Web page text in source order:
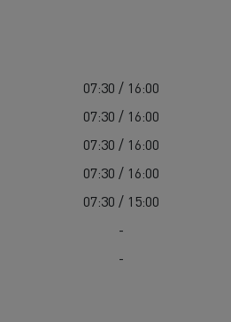
07:30 / 16:00
07:30 / 16:00
07:30 / 16:00
07:30 / 16:00
07:30 / 15:00
-
-